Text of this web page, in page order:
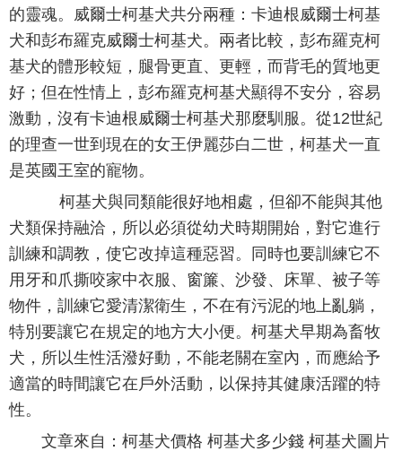
的靈魂。威爾士柯基犬共分兩種：卡迪根威爾士柯基
犬和彭布羅克威爾士柯基犬。兩者比較，彭布羅克柯
基犬的體形較短，腿骨更直、更輕，而背毛的質地更
好；但在性情上，彭布羅克柯基犬顯得不安分，容易
激動，沒有卡迪根威爾士柯基犬那麼馴服。從12世紀
的理查一世到現在的女王伊麗莎白二世，柯基犬一直
是英國王室的寵物。
柯基犬與同類能很好地相處，但卻不能與其他
犬類保持融洽，所以必須從幼犬時期開始，對它進行
訓練和調教，使它改掉這種惡習。同時也要訓練它不
用牙和爪撕咬家中衣服、窗簾、沙發、床單、被子等
物件，訓練它愛清潔衛生，不在有污泥的地上亂躺，
特別要讓它在規定的地方大小便。柯基犬早期為畜牧
犬，所以生性活潑好動，不能老關在室內，而應給予
適當的時間讓它在戶外活動，以保持其健康活躍的特
性。
文章來自：柯基犬價格 柯基犬多少錢 柯基犬圖片